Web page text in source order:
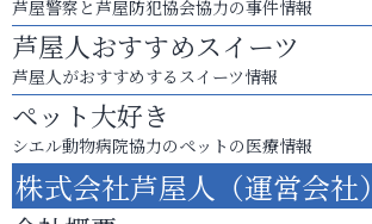
芦屋警察と芦屋防犯協会協力の事件情報
芦屋人おすすめスイーツ
芦屋人がおすすめするスイーツ情報
ペット大好き
シエル動物病院協力のペットの医療情報
株式会社芦屋人（運営会社）